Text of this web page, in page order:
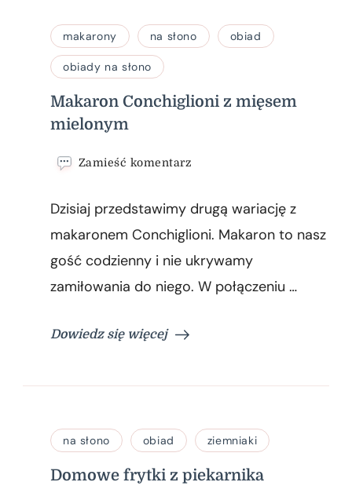
makarony na słono obiad
obiady na słono
Makaron Conchiglioni z mięsem
mielonym
Zamieść komentarz
Conchiglioni
mięsem
mielonym
Dzisiaj przedstawimy drugą wariację z
makaronem Conchiglioni. Makaron to nasz
gość codzienny i nie ukrywamy
zamiłowania do niego. W połączeniu …
Dowiedz się więcej
na słono obiad ziemniaki
Domowe frytki z piekarnika